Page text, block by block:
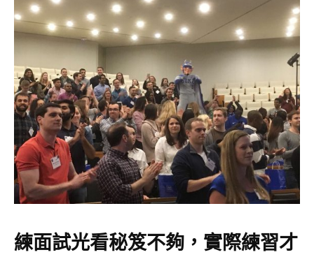
練面試光看秘笈不夠，實際練習才